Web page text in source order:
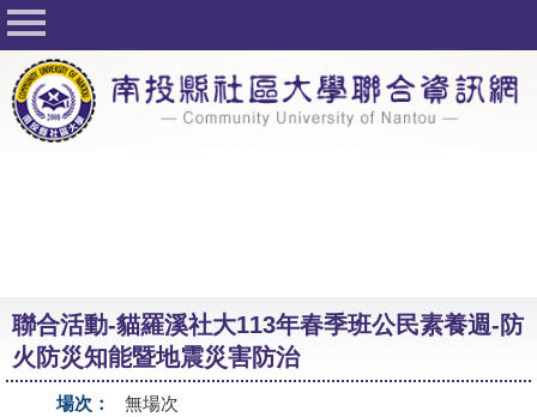
回首頁
關於社大
公佈欄
課程一覽表
志工與社團
聯合活動-貓羅溪社大113年春季班公民素養週-防
火防災知能暨地震災害防治
場次：
無場次